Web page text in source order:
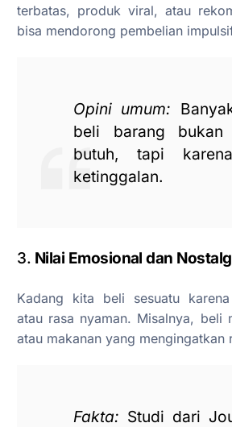
terbatas, produk viral, atau
bisa mendorong pembelian
Opini umum:
beli barang bukan
butuh, tapi
ketinggalan.
3. Nilai Emosional dan
Kadang kita beli sesuatu
atau rasa nyaman. Misalnya, beli
atau makanan yang mengingatkan
Fakta: Studi dari